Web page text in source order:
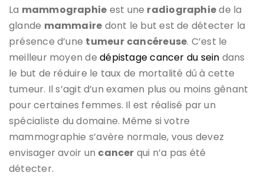
La mammographie est une radiographiede la
glande mammaire dont le but est de détecter la
présence d’une tumeur cancéreuse. C’est le
meilleur moyen dedépistage cancer du sein dans
le but de réduire le taux de mortalité dû à cette
tumeur. Il s’agit d’un examen plus ou moins gênant
pour certaines femmes. Il est réalisé par un
spécialiste du domaine. Même si votre
mammographie s’avère normale, vous devez
envisager avoir un cancer qui n’a pas été
détecter.